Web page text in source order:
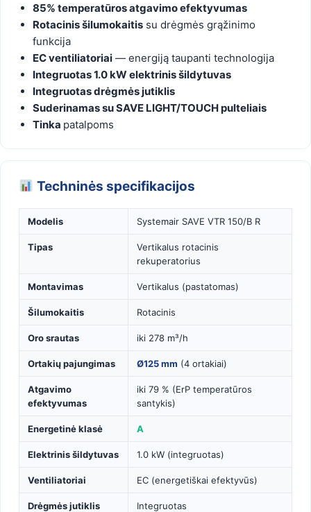
85% temperatūros atgavimo efektyvumas
Rotacinis šilumokaitis su drėgmės grąžinimo
funkcija
EC ventiliatoriai — energiją taupanti technologija
Integruotas 1.0 kW elektrinis šildytuvas
Integruotas drėgmės jutiklis
Suderinamas su SAVE LIGHT/TOUCH pulteliais
Tinka patalpoms
Techninės specifikacijos
Modelis Systemair SAVE VTR 150/B R
Tipas
Vertikalus rotacinis
rekuperatorius
Montavimas Vertikalus (pastatomas)
Šilumokaitis Rotacinis
Oro srautas iki 278 m³/h
Ortakių pajungimas Ø125 mm (4 ortakiai)
Atgavimo
efektyvumas
iki 79 % (ErP temperatūros
santykis)
Energetinė klasė A
Elektrinis šildytuvas 1.0 kW (integruotas)
Ventiliatoriai EC (energetiškai efektyvūs)
Drėgmės jutiklis Integruotas